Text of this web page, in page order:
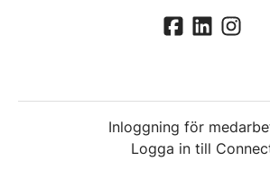
Inloggning för
Logga in till